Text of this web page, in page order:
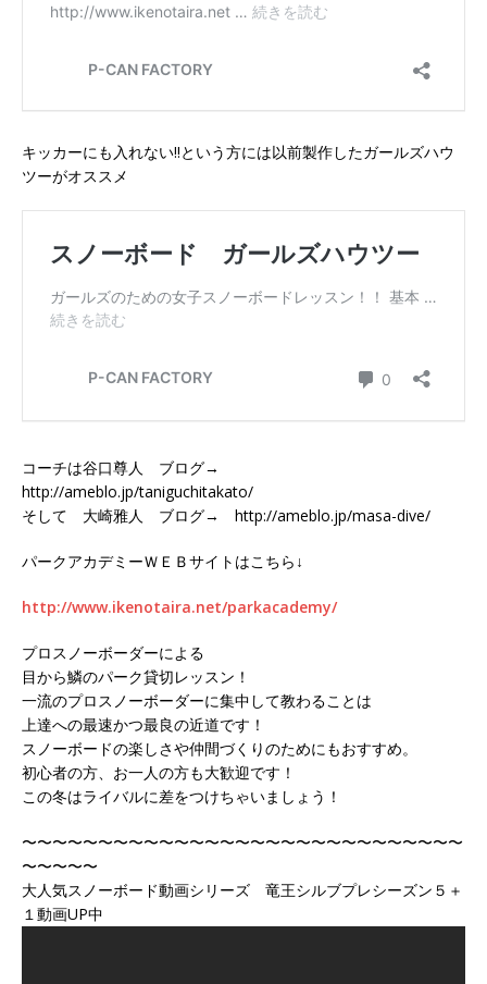
キッカーにも入れない!!という方には以前製作したガールズハウ
ツーがオススメ
コーチは谷口尊人 ブログ→
http://ameblo.jp/taniguchitakato/
そして 大崎雅人 ブログ→ http://ameblo.jp/masa-dive/
パークアカデミーＷＥＢサイトはこちら↓
http://www.ikenotaira.net/parkacademy/
プロスノーボーダーによる
目から鱗のパーク貸切レッスン！
一流のプロスノーボーダーに集中して教わることは
上達への最速かつ最良の近道です！
スノーボードの楽しさや仲間づくりのためにもおすすめ。
初心者の方、お一人の方も大歓迎です！
この冬はライバルに差をつけちゃいましょう！
〜〜〜〜〜〜〜〜〜〜〜〜〜〜〜〜〜〜〜〜〜〜〜〜〜〜〜〜〜
〜〜〜〜〜
大人気スノーボード動画シリーズ 竜王シルブプレシーズン５＋
１動画UP中